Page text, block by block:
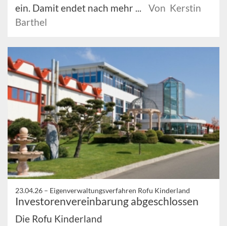
ein. Damit endet nach mehr ...
Von Kerstin
Barthel
23.04.26 – Eigenverwaltungsverfahren Rofu Kinderland
Investorenvereinbarung abgeschlossen
Die Rofu Kinderland